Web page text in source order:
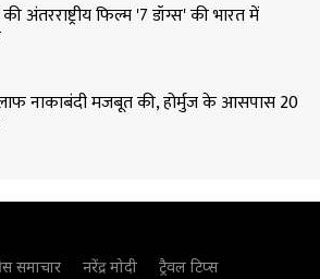
अंतरराष्ट्रीय फिल्म '7 डॉग्स' की भारत में
नाकाबंदी मजबूत की, होर्मुज के आसपास 20
समाचार नरेंद्र मोदी
ट्रैवल टिप्स